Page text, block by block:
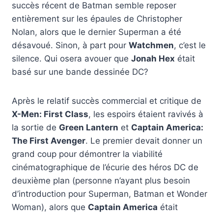
succès récent de Batman semble reposer
entièrement sur les épaules de Christopher
Nolan, alors que le dernier Superman a été
désavoué. Sinon, à part pour Watchmen, c’est le
silence. Qui osera avouer que Jonah Hex était
basé sur une bande dessinée DC?
Après le relatif succès commercial et critique de
X-Men: First Class, les espoirs étaient ravivés à
la sortie de Green Lantern et Captain America:
The First Avenger. Le premier devait donner un
grand coup pour démontrer la viabilité
cinématographique de l’écurie des héros DC de
deuxième plan (personne n’ayant plus besoin
d’introduction pour Superman, Batman et Wonder
Woman), alors que Captain America était